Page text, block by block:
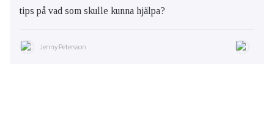
tips på vad som skulle kunna hjälpa?
Jenny Petersson